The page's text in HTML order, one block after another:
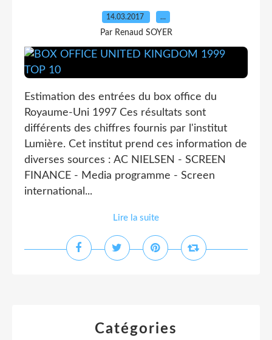
14.03.2017 …
Par Renaud SOYER
Estimation des entrées du box office du
Royaume-Uni 1997 Ces résultats sont
différents des chiffres fournis par l'institut
Lumière. Cet institut prend ces information de
diverses sources : AC NIELSEN - SCREEN
FINANCE - Media programme - Screen
international...
Lire la suite
Catégories